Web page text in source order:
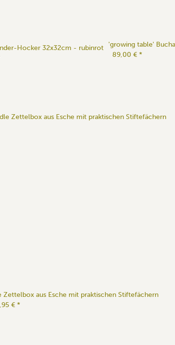
Hocker 32x32cm - rubinrot 'growing table'
89,00 € *
Zettelbox aus Esche mit praktischen Stiftefächern
€ *